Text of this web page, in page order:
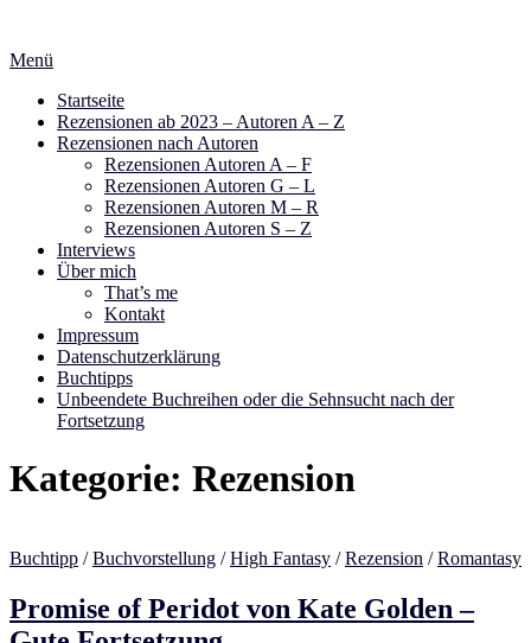
springen
Menü
Startseite
Rezensionen ab 2023 – Autoren A – Z
Rezensionen nach Autoren
Rezensionen Autoren A – F
Rezensionen Autoren G – L
Rezensionen Autoren M – R
Rezensionen Autoren S – Z
Interviews
Über mich
That’s me
Kontakt
Impressum
Datenschutzerklärung
Buchtipps
Unbeendete Buchreihen oder die Sehnsucht nach der
Fortsetzung
Kategorie: Rezension
Buchtipp /Buchvorstellung /High Fantasy /Rezension /Romantasy
Promise of Peridot von Kate Golden –